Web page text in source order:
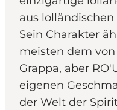
aus
Sein Charakter
meisten dem
Grappa, aber
eigenen
der Welt der